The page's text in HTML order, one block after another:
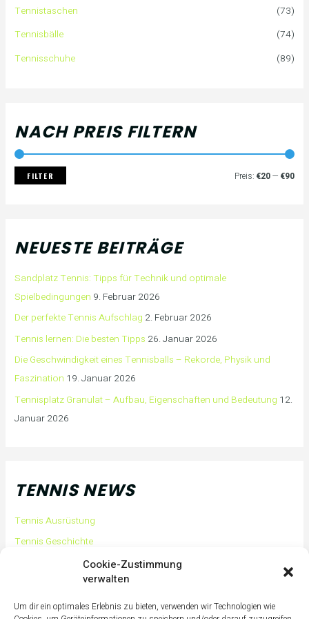
Cookie-Zustimmung
verwalten
Um dir ein optimales Erlebnis zu bieten, verwenden wir Technologien wie
a
c
h
Tennistaschen
(73)
Tennisbälle
(74)
Tennisschuhe
(89)
NACH PREIS FILTERN
i
s
i
s
FILTER Preis: €20— €90
NEUESTE BEITRÄGE
Sandplatz Tennis: Tipps für Technik und optimale
Spielbedingungen 9. Februar 2026
Der perfekte Tennis Aufschlag 2. Februar 2026
Tennis lernen: Die besten Tipps 26. Januar 2026
Die Geschwindigkeit eines Tennisballs – Rekorde, Physik und
Faszination 19. Januar 2026
Tennisplatz Granulat – Aufbau, Eigenschaften und Bedeutung 12.
Januar 2026
TENNIS NEWS
Tennis Ausrüstung
Tennis Geschichte
Tennis Tipps und Tricks
Tennis Training für Anfänger